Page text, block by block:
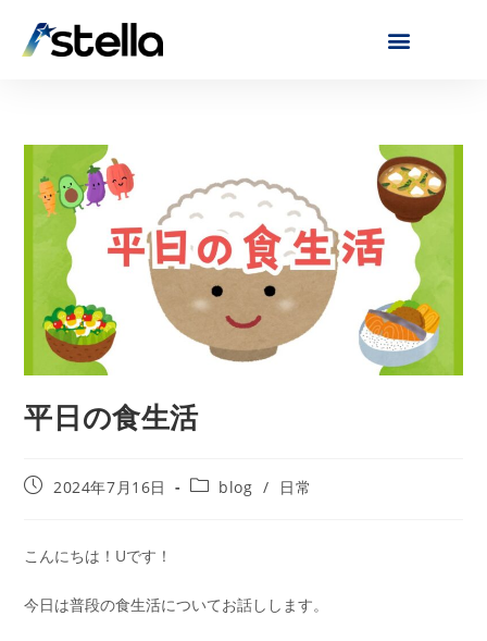
平日の食生活
2024年7月16日 blog / 日常
こんにちは！Uです！
今日は普段の食生活についてお話しします。